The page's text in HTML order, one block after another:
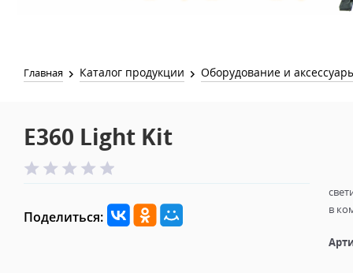
Главная Каталог продукции Оборудование и
E360 Light Kit
Поделиться:
в